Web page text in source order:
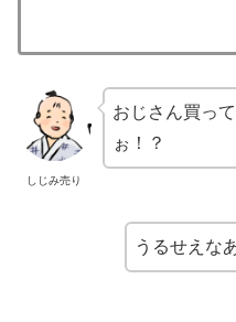
しじみ売り
おじさん買っ
ぉ！？
うるせえな